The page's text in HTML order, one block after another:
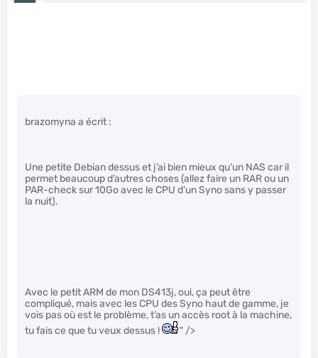
brazomyna a écrit :
Une petite Debian dessus et j’ai bien mieux qu’un NAS car il
permet beaucoup d’autres choses (allez faire un RAR ou un
PAR-check sur 10Go avec le CPU d’un Syno sans y passer
la nuit).
Avec le petit ARM de mon DS413j, oui, ça peut être
compliqué, mais avec les CPU des Syno haut de gamme, je
vois pas où est le problème, t’as un accès root à la machine,
tu fais ce que tu veux dessus !
" />